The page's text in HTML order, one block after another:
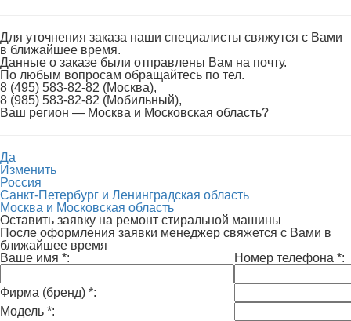
Для уточнения заказа наши специалисты свяжутся с Вами
в ближайшее время.
Данные о заказе были отправлены Вам на почту.
По любым вопросам обращайтесь по тел.
8 (495) 583-82-82 (Москва),
8 (985) 583-82-82 (Мобильный),
Ваш регион — Москва и Московская область?
Да
Изменить
Россия
Санкт-Петербург и Ленинградская область
Москва и Московская область
Оставить заявку на ремонт стиральной машины
После оформления заявки менеджер свяжется с Вами в
ближайшее время
Ваше имя *: Номер телефона *:
Фирма (бренд) *:
Модель *: